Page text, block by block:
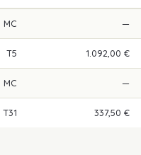
MC —
T5 1.092,00 €
MC —
T31 337,50 €